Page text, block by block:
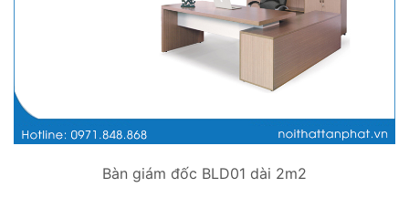
Bàn giám đốc BLD01 dài 2m2